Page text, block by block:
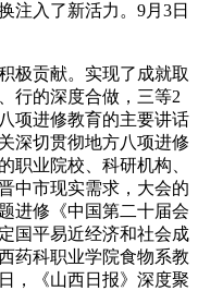
注入了新活力。9月3日
贡献。实现了成就取
行的深度合做，三等2
项进修教育的主要讲话
深切贯彻地方八项进修
职业院校、科研机构、
中市现实需求，大会的
进修《中国第二十届会
国平易近经济和社会成
药科职业学院食物系教
，《山西日报》深度聚